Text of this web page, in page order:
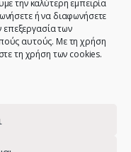
την καλύτερη εμπειρία
ή να διαφωνήσετε
επεξεργασία των
αυτούς. Με τη χρήση
τη χρήση των cookies.